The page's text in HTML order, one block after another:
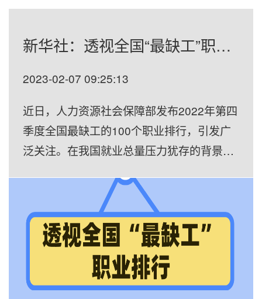
新华社：透视全国“最缺工”职业排行
2023-02-07 09:25:13
近日，人力资源社会保障部发布2022年第四
季度全国最缺工的100个职业排行，引发广
泛关注。在我国就业总量压力犹存的背景